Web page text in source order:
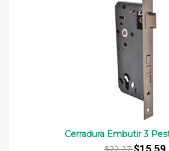
Cerradura Embutir 3
$22,27$15,59